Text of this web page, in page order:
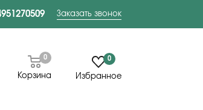
Заказать звонок
Корзина
0 0
Избранное